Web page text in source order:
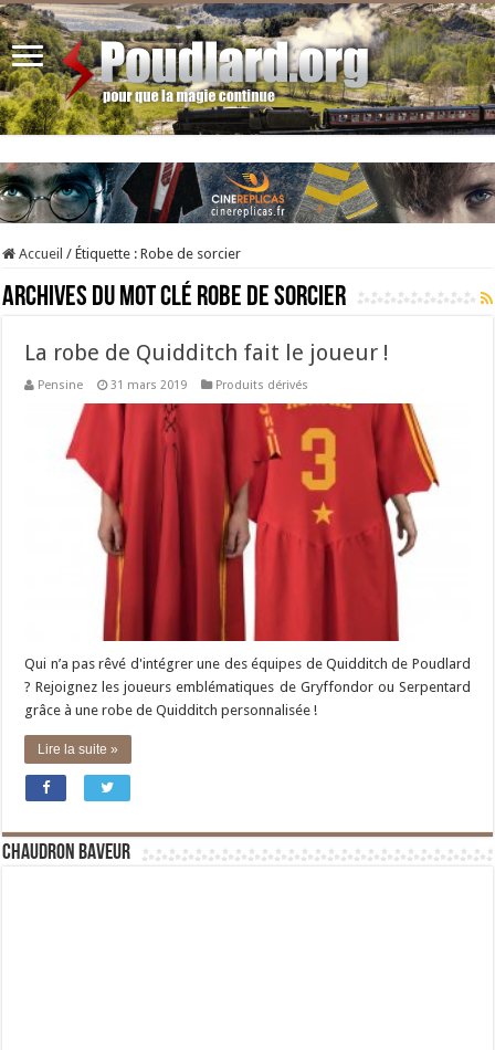
Accueil / Étiquette :Robe de sorcier
Archives du mot clé Robe de sorcier
La robe de Quidditch fait le joueur !
Pensine 31 mars 2019 Produits dérivés
Qui n’a pas rêvé d'intégrer une des équipes de Quidditch de Poudlard
? Rejoignez les joueurs emblématiques de Gryffondor ou Serpentard
grâce à une robe de Quidditch personnalisée !
Lire la suite »
Chaudron Baveur